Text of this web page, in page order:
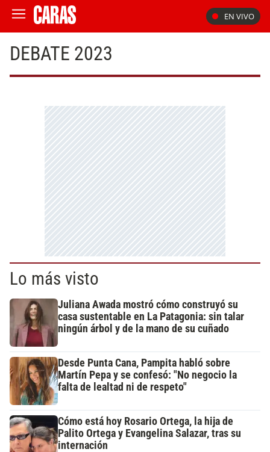
EN VIVO
DEBATE 2023
Lo más visto
Juliana Awada mostró cómo construyó su
casa sustentable en La Patagonia: sin talar
ningún árbol y de la mano de su cuñado
Desde Punta Cana, Pampita habló sobre
Martín Pepa y se confesó: "No negocio la
falta de lealtad ni de respeto"
Cómo está hoy Rosario Ortega, la hija de
Palito Ortega y Evangelina Salazar, tras su
internación